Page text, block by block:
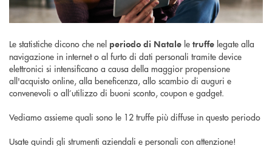
Le statistiche dicono che nel periodo di Natale le truffe legate alla
navigazione in internet o al furto di dati personali tramite device
elettronici si intensificano a causa della maggior propensione
all'acquisto online, alla beneficenza, allo scambio di auguri e
convenevoli o all’utilizzo di buoni sconto, coupon e gadget.
Vediamo assieme quali sono le 12 truffe più diffuse in questo periodo
Usate quindi gli strumenti aziendali e personali con attenzione!